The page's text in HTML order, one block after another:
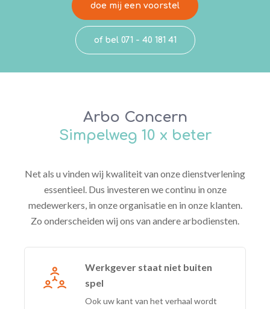
doe mij een voorstel
of bel 071 - 40 181 41
Arbo Concern
Simpelweg 10 x beter
Net als u vinden wij kwaliteit van onze dienstverlening
essentieel. Dus investeren we continu in onze
medewerkers, in onze organisatie en in onze klanten.
Zo onderscheiden wij ons van andere arbodiensten.
Werkgever staat niet buiten
spel
Ook uw kant van het verhaal wordt